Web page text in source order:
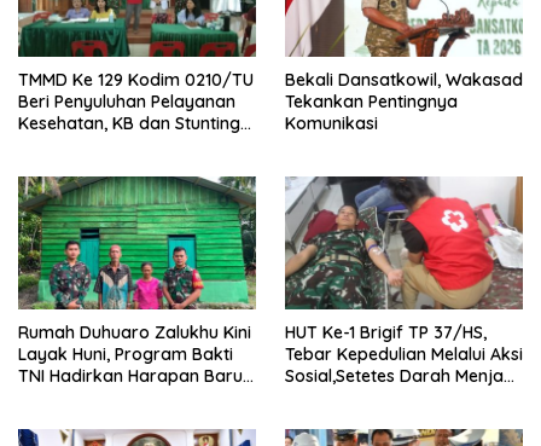
TMMD Ke 129 Kodim 0210/TU
Beri Penyuluhan Pelayanan
Kesehatan, KB dan Stunting
Bekali Dansatkowil, Wakasad
Tekankan Pentingnya
Komunikasi
Rumah Duhuaro Zalukhu Kini
Layak Huni, Program Bakti
TNI Hadirkan Harapan Baru
HUT Ke-1 Brigif TP 37/HS,
Tebar Kepedulian Melalui Aksi
Sosial,Setetes Darah Menjadi